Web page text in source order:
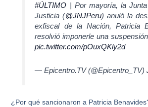
#ÚLTIMO | Por mayoría, la
Justicia (@JNJPeru) anuló la
exfiscal de la Nación, Patricia
resolvió imponerle una
pic.twitter.com/pOuxQKly2d
— Epicentro.TV (@Epicentro_TV)
¿Por qué sancionaron a Patricia